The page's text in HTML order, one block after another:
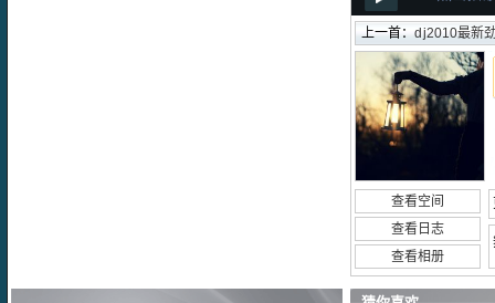
上一首：dj2010最新劲爆舞
查看空间
查看日志
查看相册